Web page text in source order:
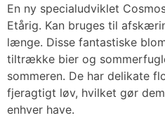
En ny specialudviklet
Etårig. Kan bruges til
længe. Disse fantastiske
tiltrække bier og
sommeren. De har delikate
fjeragtigt løv, hvilket gør
enhver have.